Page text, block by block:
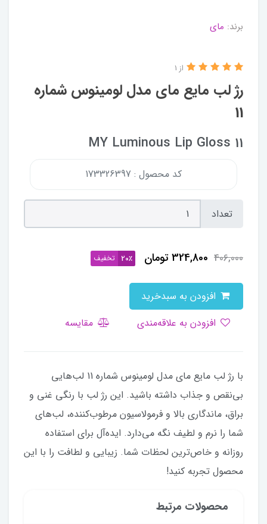
برند: مای
رژ لب مایع مای مدل لومینوس شماره
11
از 1
MY Luminous Lip Gloss 11
کد محصول : 173326397
تعداد
406,000
324,800تومان 20٪ تخفیف
مقایسه
با رژ لب مایع مای مدل لومینوس شماره 11 لب‌هایی
بی‌نقص و جذاب داشته باشید. این رژ لب با رنگی غنی و
براق، ماندگاری بالا و فرمولاسیون مرطوب‌کننده، لب‌های
شما را نرم و لطیف نگه می‌دارد. ایده‌آل برای استفاده
روزانه و خاص‌ترین لحظات شما. زیبایی و لطافت را با این
محصول تجربه کنید!
محصولات مرتبط